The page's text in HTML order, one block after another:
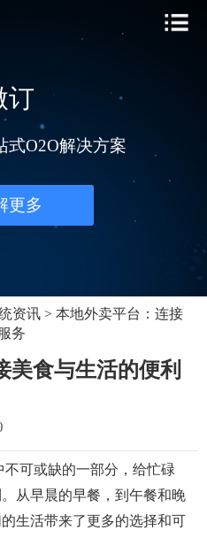
订
式O2O解决方案
更多
资讯 >本地外卖平台：连接
务
美食与生活的便利
可或缺的一部分，给忙碌
从早晨的早餐，到午餐和晚
生活带来了更多的选择和可